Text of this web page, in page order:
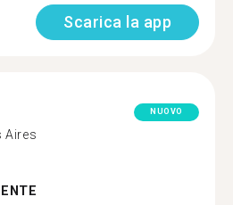
Scarica la app
Aires
NUOVO